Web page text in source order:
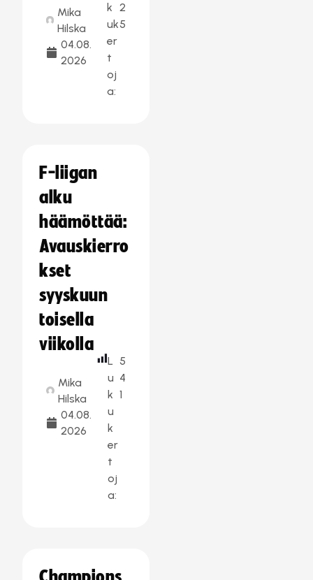
Mika
Hilska
04.08.
2026
k
uk
er
t
oj
a:
2
5
F-liigan
alku
häämöttää:
Avauskierro
kset
syyskuun
toisella
viikolla
Mika
Hilska
04.08.
2026
L
u
k
u
k
er
t
oj
a:
5
4
1